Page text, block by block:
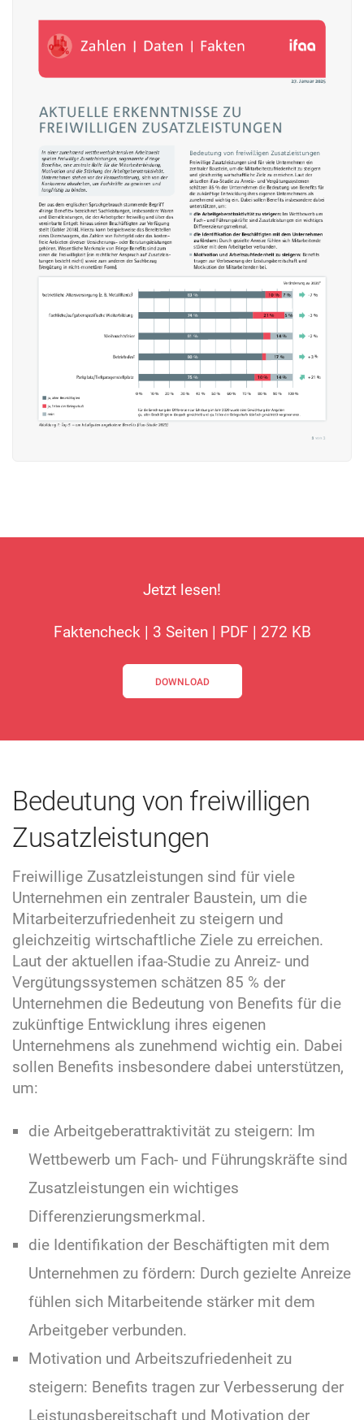
Jetzt lesen!
Faktencheck | 3 Seiten | PDF | 272 KB
DOWNLOAD
Bedeutung von freiwilligen
Zusatzleistungen
Freiwillige Zusatzleistungen sind für viele
Unternehmen ein zentraler Baustein, um die
Mitarbeiterzufriedenheit zu steigern und
gleichzeitig wirtschaftliche Ziele zu erreichen.
Laut der aktuellen ifaa-Studie zu Anreiz- und
Vergütungssystemen schätzen 85 % der
Unternehmen die Bedeutung von Benefits für die
zukünftige Entwicklung ihres eigenen
Unternehmens als zunehmend wichtig ein. Dabei
sollen Benefits insbesondere dabei unterstützen,
um:
die Arbeitgeberattraktivität zu steigern: Im
Wettbewerb um Fach- und Führungskräfte sind
Zusatzleistungen ein wichtiges
Differenzierungsmerkmal.
die Identifikation der Beschäftigten mit dem
Unternehmen zu fördern: Durch gezielte Anreize
fühlen sich Mitarbeitende stärker mit dem
Arbeitgeber verbunden.
Motivation und Arbeitszufriedenheit zu
steigern: Benefits tragen zur Verbesserung der
Leistungsbereitschaft und Motivation der